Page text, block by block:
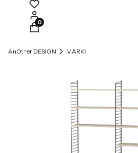
Produkty w koszyku: 0. Zobacz
AnOther DESIGN MARKI